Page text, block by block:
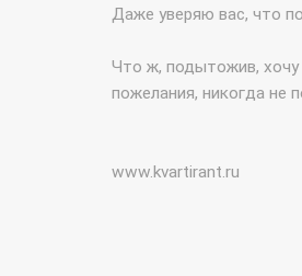
Даже уверяю вас, что
Что ж, подытожив, хочу
пожелания, никогда не
www.kvartirant.ru